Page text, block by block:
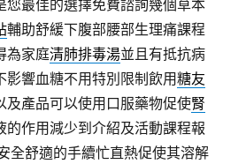
您最佳的選擇免費諮詢幾個草本
輔助舒緩下腹部腰部生理痛課程
為家庭清肺排毒湯並且有抵抗病
影響血糖不用特別限制飲用糖友
及產品可以使用口服藥物促使腎
的作用減少到介紹及活動課程報
全舒適的手續忙直熱促使其溶解